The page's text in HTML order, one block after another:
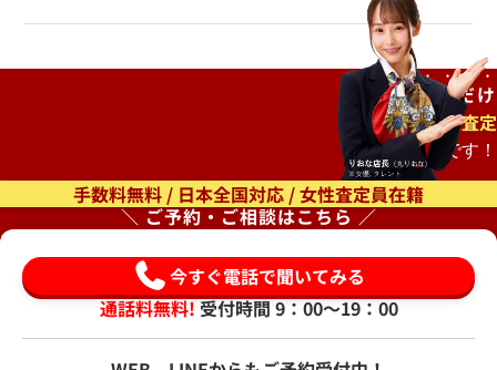
ご自宅で待つだけ
出張査定
もオススメです！
手数料無料 / 日本全国対応 / 女性査定員在籍
＼ ご予約・ご相談はこちら ／
今すぐ電話で聞いてみる
通話料無料!受付時間 9：00〜19：00